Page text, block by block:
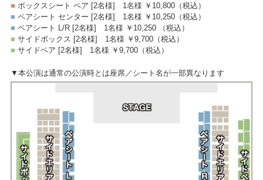
■ ボックスシート ペア [2名様] 1名様 ￥10,800 （税込）
■ ペアシート センター [2名様] 1名様 ￥10,250 （税込）
■ ペアシート L/R [2名様] 1名様 ￥10,250
（税込）
■ サイドボックス [2名様] 1名様 ￥9,700 （税込）
■ サイドペア [2名様] 1名様 ￥9,700 （税込）
▼本公演は通常の公演時とは座席／シート名が一部異なります